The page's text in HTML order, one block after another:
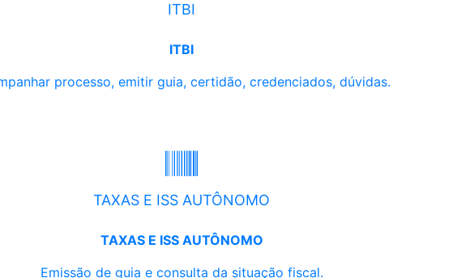
ITBI
ITBI
processo, emitir guia, certidão, credenciados, dúvidas.
TAXAS E ISS AUTÔNOMO
TAXAS E ISS AUTÔNOMO
Emissão de guia e consulta da situação fiscal.